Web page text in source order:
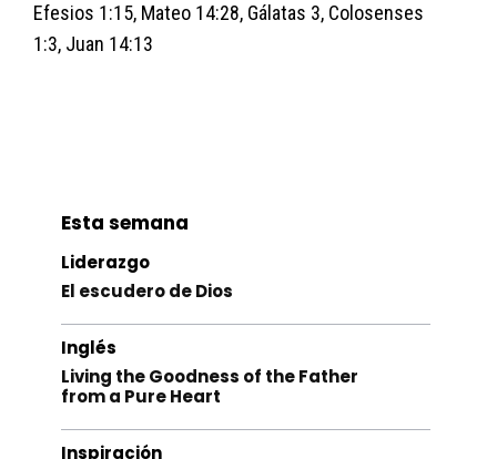
Efesios 1:15, Mateo 14:28, Gálatas 3, Colosenses
1:3, Juan 14:13
Esta semana
Liderazgo
El escudero de Dios
Inglés
Living the Goodness of the Father
from a Pure Heart
Inspiración